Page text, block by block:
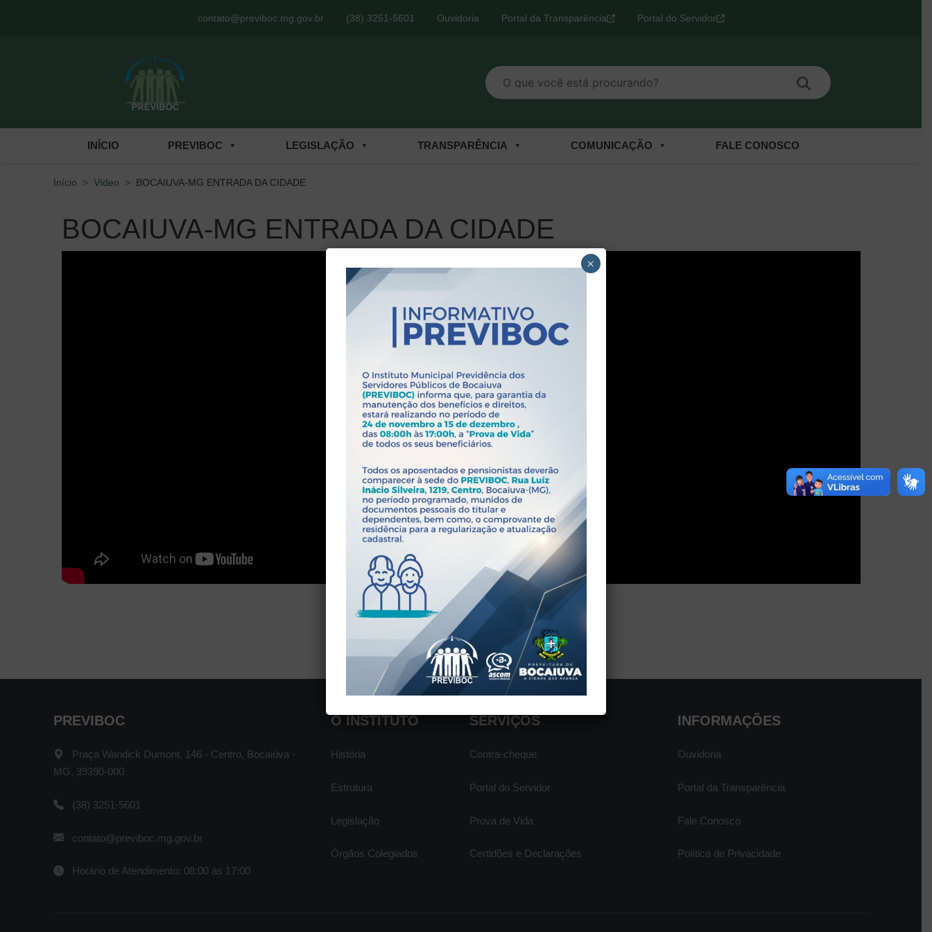
Menu de Acesso Rápidocontato@previboc.mg.gov.br (38) 3251-5601 Ouvidoria Portal da Transparência Portal do Servidor
O que você está procurando? Buscar
INÍCIO PREVIBOC LEGISLAÇÃO TRANSPARÊNCIA COMUNICAÇÃO FALE CONOSCO
Início Vídeo BOCAIUVA-MG ENTRADA DA CIDADE
BOCAIUVA-MG ENTRADA DA CIDADE
Voltar
PREVIBOC
Praça Wandick Dumont, 146 - Centro, Bocaiúva -
MG, 39390-000
(38) 3251-5601
contato@previboc.mg.gov.br
Horário de Atendimento: 08:00 às 17:00
O INSTITUTO
História
Estrutura
Legislação
Órgãos Colegiados
SERVIÇOS
Contra-cheque
Portal do Servidor
Prova de Vida
Certidões e Declarações
INFORMAÇÕES
Ouvidoria
Portal da Transparência
Fale Conosco
Política de Privacidade
×